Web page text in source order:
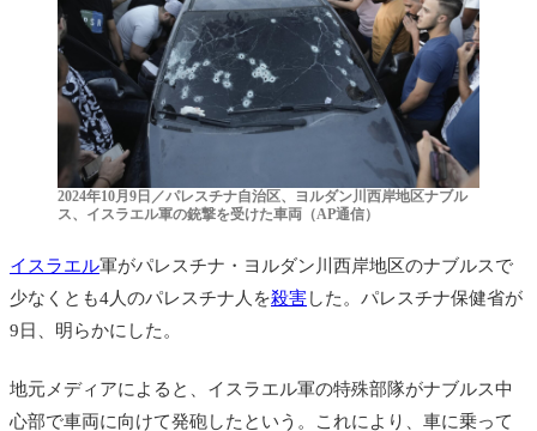
2024年10月9日／パレスチナ自治区、ヨルダン川西岸地区ナブル
ス、イスラエル軍の銃撃を受けた車両（AP通信）
イスラエル軍がパレスチナ・ヨルダン川西岸地区のナブルスで
少なくとも4人のパレスチナ人を殺害した。パレスチナ保健省が
9日、明らかにした。
地元メディアによると、イスラエル軍の特殊部隊がナブルス中
心部で車両に向けて発砲したという。これにより、車に乗って